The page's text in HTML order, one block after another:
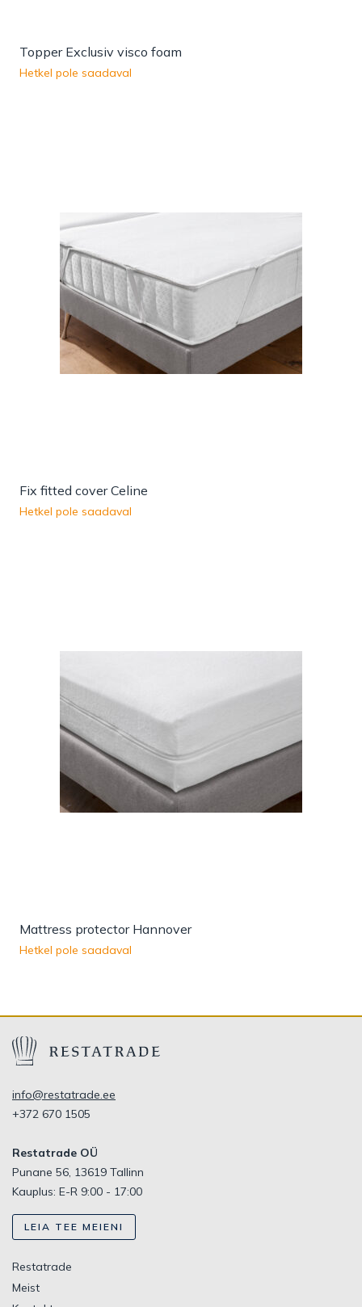
Topper Exclusiv visco foam
Hetkel pole saadaval
Fix fitted cover Celine
Hetkel pole saadaval
Mattress protector Hannover
Hetkel pole saadaval
info@restatrade.ee
+372 670 1505
Restatrade OÜ
Punane 56, 13619 Tallinn
Kauplus: E-R 9:00 - 17:00
LEIA TEE MEIENI
Restatrade
Meist